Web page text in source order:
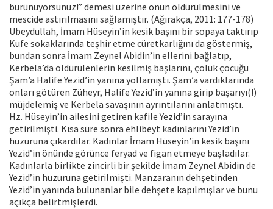
bürünüyorsunuz!” demesi üzerine onun öldürülmesini ve
mescide astırılmasını sağlamıştır. (Ağırakça, 2011: 177-178)
Ubeydullah, İmam Hüseyin’in kesik başını bir sopaya taktırıp
Kufe sokaklarında teşhir etme cüretkarlığını da göstermiş,
bundan sonra İmam Zeynel Abidin’in ellerini bağlatıp,
Kerbela’da öldürülenlerin kesilmiş başlarını, çoluk çocuğu
Şam’a Halife Yezid’in yanına yollamıştı. Şam’a vardıklarında
onları götüren Züheyr, Halife Yezid’in yanına girip başarıyı(!)
müjdelemiş ve Kerbela savaşının ayrıntılarını anlatmıştı.
Hz. Hüseyin’in ailesini getiren kafile Yezid’in sarayına
getirilmişti. Kısa süre sonra ehlibeyt kadınlarını Yezid’in
huzuruna çıkardılar. Kadınlar İmam Hüseyin’in kesik başını
Yezid’in önünde görünce feryad ve figan etmeye başladılar.
Kadınlarla birlikte zincirli bir şekilde İmam Zeynel Abidin de
Yezid’in huzuruna getirilmişti. Manzaranın dehşetinden
Yezid’in yanında bulunanlar bile dehşete kapılmışlar ve bunu
açıkça belirtmişlerdi.